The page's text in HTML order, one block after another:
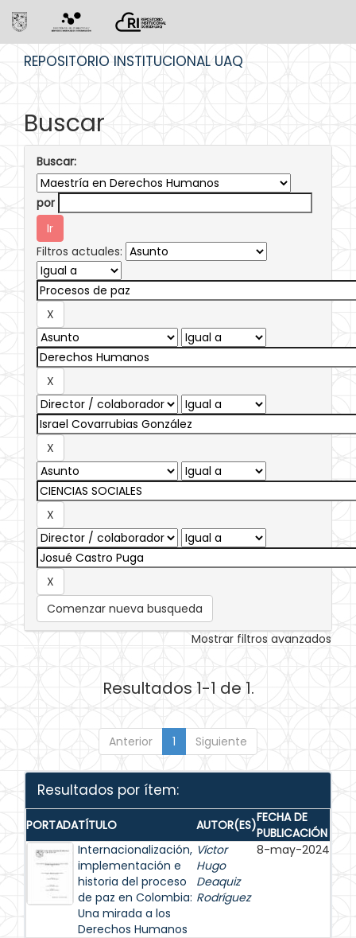
REPOSITORIO INSTITUCIONAL UAQ
Buscar
Buscar:
por
Filtros actuales:
Comenzar nueva busqueda
Mostrar filtros avanzados
Resultados 1-1 de 1.
Anterior 1 Siguiente
Resultados por ítem:
PORTADATÍTULO AUTOR(ES)FECHA DE
PUBLICACIÓN
Internacionalización,
implementación e
historia del proceso
de paz en Colombia:
Una mirada a los
Derechos Humanos
Víctor
Hugo
Deaquiz
Rodríguez
8-may-2024